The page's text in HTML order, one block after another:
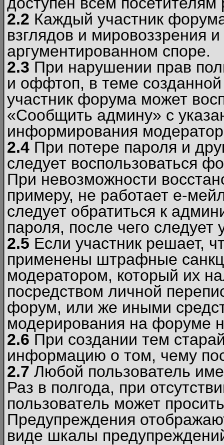
2.2 Каждый участник
взглядов и мировоззрения
аргументированном споре.
2.3 При нарушении прав
и оффтоп, в теме
участник форума может
«Сообщить админу» с
информирования
2.4 При потере пароля и
следует воспользоваться
При невозможности
примеру, не работает е-
следует обратиться к
пароля, после чего следует
2.5 Если участник решает,
применены штрафные
модератором, который их
посредством личной
форум, или же иными
модерирования на форуме
2.6 При создании тем
информацию о том, чему
2.7 Любой пользователь
Раз в полгода, при
пользователь может
Предупреждения
виде шкалы